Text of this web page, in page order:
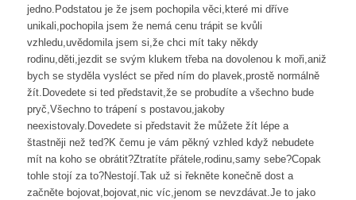
jedno.Podstatou je že jsem pochopila věci,které mi dříve
unikali,pochopila jsem že nemá cenu trápit se kvůli
vzhledu,uvědomila jsem si,že chci mít taky někdy
rodinu,děti,jezdit se svým klukem třeba na dovolenou k moři,aniž
bych se styděla vysléct se před ním do plavek,prostě normálně
žít.Dovedete si ted představit,že se probudíte a všechno bude
pryč,Všechno to trápení s postavou,jakoby
neexistovaly.Dovedete si představit že můžete žít lépe a
štastněji než ted?K čemu je vám pěkný vzhled když nebudete
mít na koho se obrátit?Ztratíte přátele,rodinu,samy sebe?Copak
tohle stojí za to?Nestojí.Tak už si řekněte konečně dost a
začněte bojovat,bojovat,nic víc,jenom se nevzdávat.Je to jako